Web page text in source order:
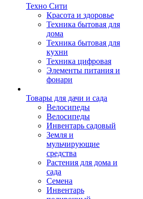
Техно Сити
Красота и здоровье
Техника бытовая для
дома
Техника бытовая для
кухни
Техника цифровая
Элементы питания и
фонари
Товары для дачи и сада
Велосипеды
Велосипеды
Инвентарь садовый
Земля и
мульчирующие
средства
Растения для дома и
сада
Семена
Инвентарь